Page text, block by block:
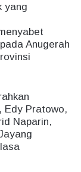
yang
Anugerah
Edy Pratowo,
Naparin,